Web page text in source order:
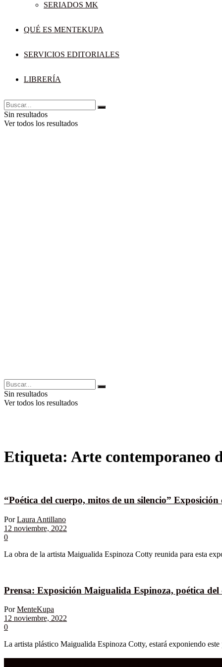
SERIADOS MK
QUÉ ES MENTEKUPA
SERVICIOS EDITORIALES
LIBRERÍA
Sin resultados
Ver todos los resultados
Sin resultados
Ver todos los resultados
Etiqueta: Arte contemporaneo
“Poética del cuerpo, mitos de un silencio”
Por Laura Antillano
12 noviembre, 2022
0
La obra de la artista Maigualida Espinoza Cotty reunida para esta
Prensa: Exposición Maigualida Espinoza, poética
Por MenteKupa
12 noviembre, 2022
0
La artista plástico Maigualida Espinoza Cotty, estará exponiendo